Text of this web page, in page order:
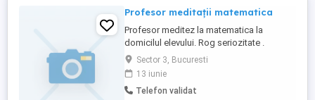
Profesor meditații matematica
Profesor meditez la matematica la
domicilul elevului. Rog seriozitate .
Sector 3, Bucuresti
13 iunie
Telefon validat